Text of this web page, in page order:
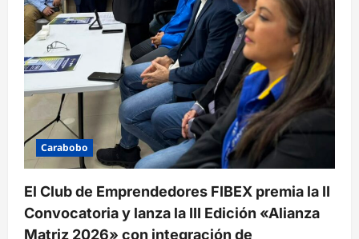
Carabobo
El Club de Emprendedores FIBEX premia la II
Convocatoria y lanza la III Edición «Alianza
Matriz 2026» con integración de